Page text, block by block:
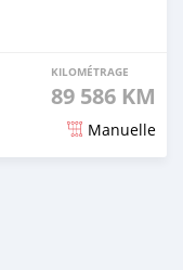
KILOMÉTRAGE
89 586 KM
Manuelle